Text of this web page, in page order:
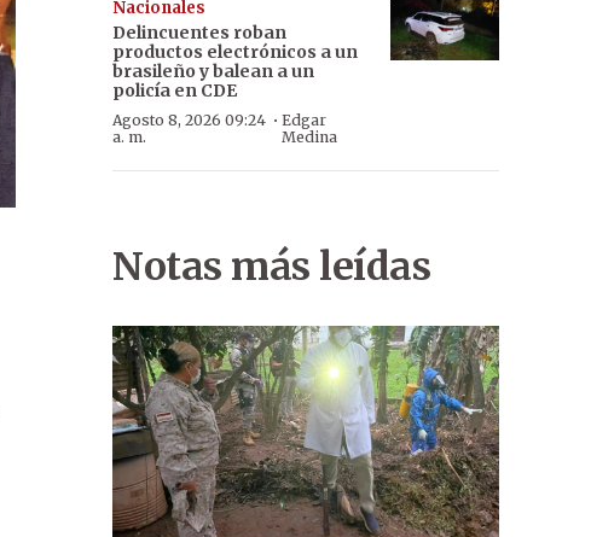
Nacionales
Delincuentes roban
productos electrónicos a un
brasileño y balean a un
policía en CDE
Agosto 8, 2026 09:24
a. m.
· Edgar
Medina
Notas más leídas